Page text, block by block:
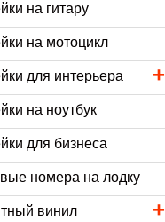
на гитару
на мотоцикл
+
для интерьера
на ноутбук
для бизнеса
номера на лодку
+
винил